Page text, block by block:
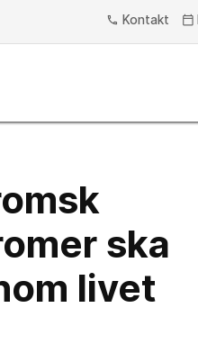
phone Kontakt calendar_today
ska
livet